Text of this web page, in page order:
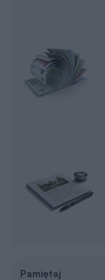
Pamiętaj